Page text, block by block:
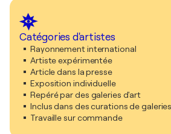
Catégories d'artistes
Rayonnement international
Artiste expérimentée
Article dans la presse
Exposition individuelle
Repéré par des galeries d'art
Inclus dans des curations de
Travaille sur commande